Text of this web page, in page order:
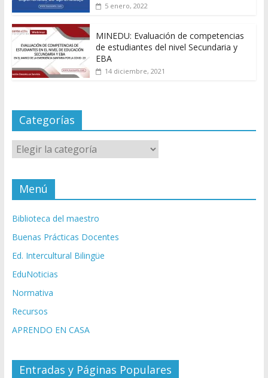
5 enero, 2022
MINEDU: Evaluación de competencias
de estudiantes del nivel Secundaria y
EBA
14 diciembre, 2021
Categorías
Categorías
Menú
Biblioteca del maestro
Buenas Prácticas Docentes
Ed. Intercultural Bilingüe
EduNoticias
Normativa
Recursos
APRENDO EN CASA
Entradas y Páginas Populares